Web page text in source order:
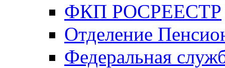
ФКП РОСРЕЕСТР
Отделение
Федеральная